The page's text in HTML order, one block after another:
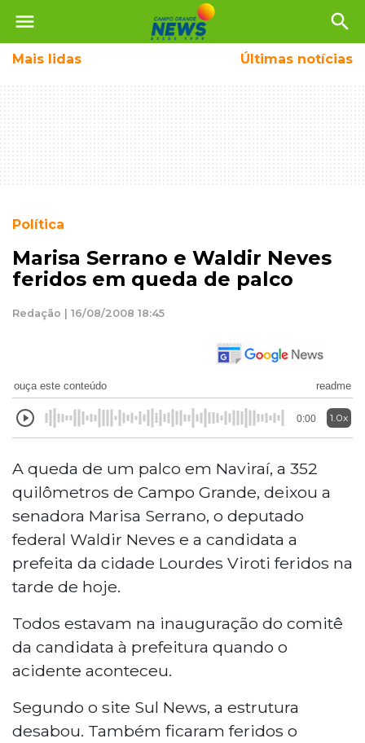
menu search
Mais lidas Últimas notícias
Política
Marisa Serrano e Waldir Neves
feridos em queda de palco
Redação | 16/08/2008 18:45
ouça este conteúdo readme
0:00 1.0x
A queda de um palco em Naviraí, a 352
quilômetros de Campo Grande, deixou a
senadora Marisa Serrano, o deputado
federal Waldir Neves e a candidata a
prefeita da cidade Lourdes Viroti feridos na
tarde de hoje.
Todos estavam na inauguração do comitê
da candidata à prefeitura quando o
acidente aconteceu.
Segundo o site Sul News, a estrutura
desabou. Também ficaram feridos o